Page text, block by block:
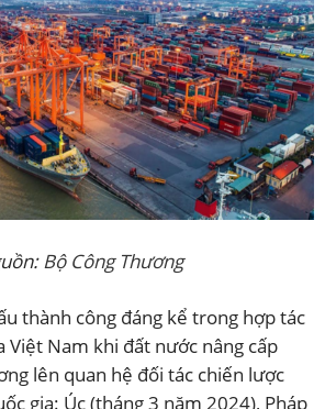
Bộ Công Thương
thành công đáng kể trong hợp tác
Việt Nam khi đất nước nâng cấp
lên quan hệ đối tác chiến lược
gia: Úc (tháng 3 năm 2024), Pháp